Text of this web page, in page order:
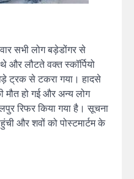
सभी लोग बड़ेडोंगर से
लौटते वक्त स्कॉर्पियो
ट्रक से टकरा गया। हादसे
मौत हो गई और अन्य लोग
रिफर किया गया है। सूचना
और शवों को पोस्टमार्टम के